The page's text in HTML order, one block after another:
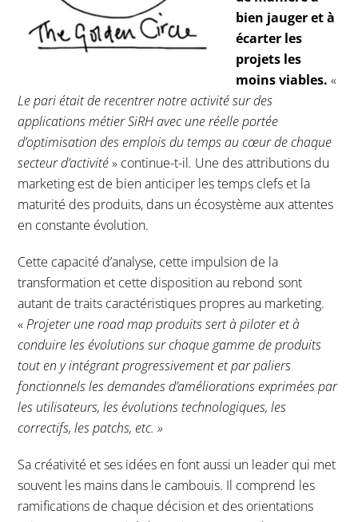
bien jauger et à
écarter les
projets les
moins viables.«
Le pari était de recentrer notre activité sur des
applications métier SiRH avec une réelle portée
d’optimisation des emplois du temps au cœur de chaque
secteur d’activité» continue-t-il. Une des attributions du
marketing est de bien anticiper les temps clefs et la
maturité des produits, dans un écosystème aux attentes
en constante évolution.
Cette capacité d’analyse, cette impulsion de la
transformation et cette disposition au rebond sont
autant de traits caractéristiques propres au marketing.
«Projeter une road map produits sert à piloter et à
conduire les évolutions sur chaque gamme de produits
tout en y intégrant progressivement et par paliers
fonctionnels les demandes d’améliorations exprimées par
les utilisateurs, les évolutions technologiques, les
correctifs, les patchs, etc. »
Sa créativité et ses idées en font aussi un leader qui met
souvent les mains dans le cambouis. Il comprend les
ramifications de chaque décision et des orientations